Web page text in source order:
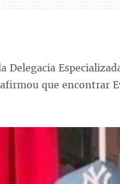
Delegacia
que encontrar